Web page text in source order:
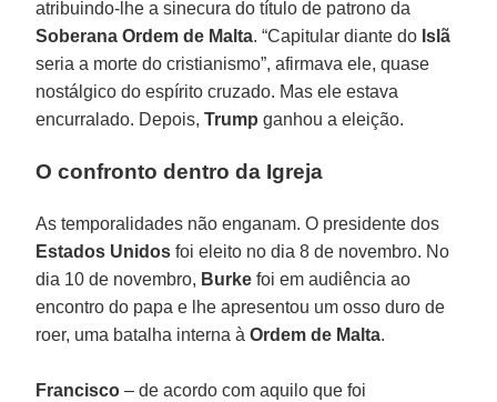
atribuindo-lhe a sinecura do título de patrono da
Soberana Ordem de Malta. “Capitular diante do Islã
seria a morte do cristianismo”, afirmava ele, quase
nostálgico do espírito cruzado. Mas ele estava
encurralado. Depois,Trump ganhou a eleição.
O confronto dentro da Igreja
As temporalidades não enganam. O presidente dos
Estados Unidos foi eleito no dia 8 de novembro. No
dia 10 de novembro, Burke foi em audiência ao
encontro do papa e lhe apresentou um osso duro de
roer, uma batalha interna àOrdem de Malta.
Francisco – de acordo com aquilo que foi